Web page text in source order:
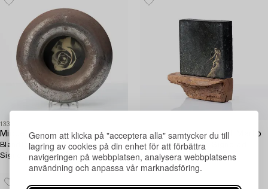
Genom att klicka på "acceptera alla" samtycker du till
lagring av cookies på din enhet för att förbättra
navigeringen på webbplatsen, analysera webbplatsens
användning och anpassa vår marknadsföring.
1339460
Miquel Angel Martorell Marto
Blandteknik och borstat stål,
Signerad Marto och daterad
2000 a tergo.
Miquel Angel Martorell Marto
Blandteknik på trä, Signerad
Marto och daterad 94.